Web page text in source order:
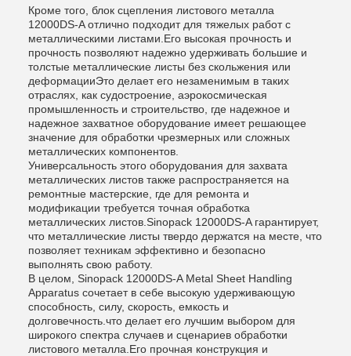
Кроме того, блок сцепления листового металла
12000DS-A отлично подходит для тяжелых работ с
металлическими листами.Его высокая прочность и
прочность позволяют надежно удерживать большие и
толстые металлические листы без скольжения или
деформацииЭто делает его незаменимым в таких
отраслях, как судостроение, аэрокосмическая
промышленность и строительство, где надежное и
надежное захватное оборудование имеет решающее
значение для обработки чрезмерных или сложных
металлических компонентов.
Универсальность этого оборудования для захвата
металлических листов также распространяется на
ремонтные мастерские, где для ремонта и
модификации требуется точная обработка
металлических листов.Sinopack 12000DS-A гарантирует,
что металлические листы твердо держатся на месте, что
позволяет техникам эффективно и безопасно
выполнять свою работу.
В целом, Sinopack 12000DS-A Metal Sheet Handling
Apparatus сочетает в себе высокую удерживающую
способность, силу, скорость, емкость и
долговечность.что делает его лучшим выбором для
широкого спектра случаев и сценариев обработки
листового металла.Его прочная конструкция и